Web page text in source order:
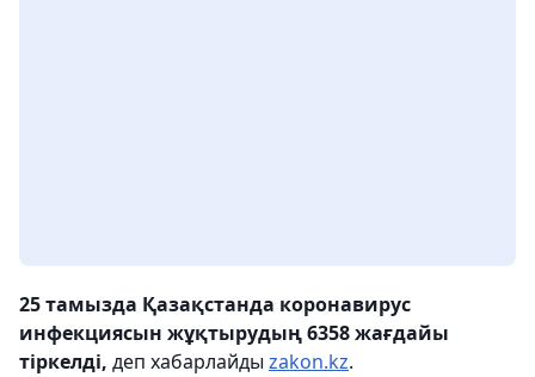
25 тамызда Қазақстанда коронавирус
инфекциясын жұқтырудың 6358 жағдайы
тіркелді, деп хабарлайды zakon.kz.